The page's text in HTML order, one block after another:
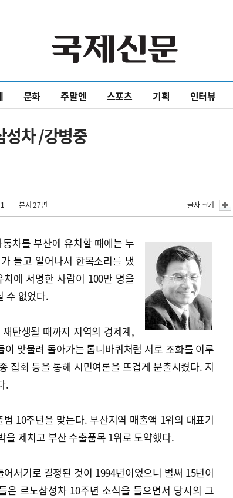
문화 주말엔 스포츠 기획 인터뷰
성차 /강병중
| 본지 27면 글자 크기
차를 부산에 유치할 때에는 누
들고 일어나서 한목소리를 냈
에 서명한 사람이 100만 명을
수 없었다.
탄생될 때까지 지역의 경제계,
맞물려 돌아가는 톱니바퀴처럼 서로 조화를 이루
집회 등을 통해 시민여론을 뜨겁게 분출시켰다. 지
.
10주년을 맞는다. 부산지역 매출액 1위의 대표기
을 제치고 부산 수출품목 1위로 도약했다.
서기로 결정된 것이 1994년이었으니 벌써 15년이
은 르노삼성차 10주년 소식을 들으면서 당시의 그